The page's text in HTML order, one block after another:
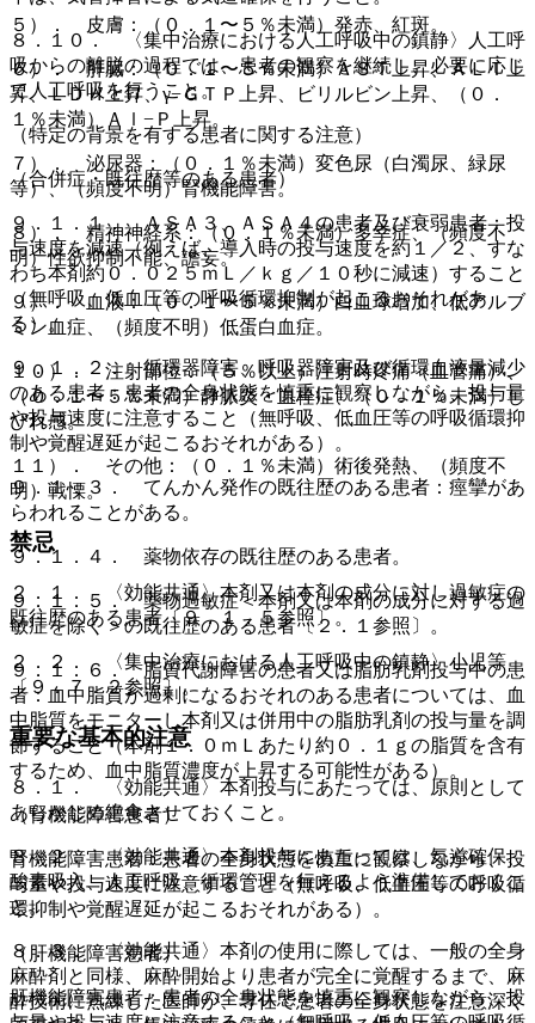
８．１０． 〈集中治療における人工呼吸中の鎮静〉人工呼
吸からの離脱の過程では、患者の観察を継続し、必要に応じ
て人工呼吸を行うこと。
（特定の背景を有する患者に関する注意）
（合併症・既往歴等のある患者）
９．１．１． ＡＳＡ３、ＡＳＡ４の患者及び衰弱患者：投
与速度を減速（例えば、導入時の投与速度を約１／２、すな
わち本剤約０．０２５ｍＬ／ｋｇ／１０秒に減速）すること
（無呼吸、低血圧等の呼吸循環抑制が起こるおそれがあ
る）。
９．１．２． 循環器障害、呼吸器障害及び循環血液量減少
のある患者：患者の全身状態を慎重に観察しながら、投与量
や投与速度に注意すること（無呼吸、低血圧等の呼吸循環抑
制や覚醒遅延が起こるおそれがある）。
９．１．３． てんかん発作の既往歴のある患者：痙攣があ
らわれることがある。
９．１．４． 薬物依存の既往歴のある患者。
９．１．５． 薬物過敏症＜本剤又は本剤の成分に対する過
敏症を除く＞の既往歴のある患者〔２．１参照〕。
９．１．６． 脂質代謝障害の患者又は脂肪乳剤投与中の患
者：血中脂質が過剰になるおそれのある患者については、血
中脂質をモニターし本剤又は併用中の脂肪乳剤の投与量を調
節すること（本剤１．０ｍＬあたり約０．１ｇの脂質を含有
するため、血中脂質濃度が上昇する可能性がある）。
（腎機能障害患者）
腎機能障害患者：患者の全身状態を慎重に観察しながら、投
与量や投与速度に注意すること（無呼吸、低血圧等の呼吸循
環抑制や覚醒遅延が起こるおそれがある）。
（肝機能障害患者）
肝機能障害患者：患者の全身状態を慎重に観察しながら、投
５）． 皮膚：（０．１〜５％未満）発赤、紅斑。
６）． 肝臓：（０．１〜５％未満）ＡＳＴ上昇、ＡＬＴ上
昇、ＬＤＨ上昇、γ−ＧＴＰ上昇、ビリルビン上昇、（０．
１％未満）Ａｌ−Ｐ上昇。
７）． 泌尿器：（０．１％未満）変色尿（白濁尿、緑尿
等）、（頻度不明）腎機能障害。
８）． 精神神経系：（０．１％未満）多幸症、（頻度不
明）性欲抑制不能、譫妄。
９）． 血液：（０．１〜５％未満）白血球増加、低アルブ
ミン血症、（頻度不明）低蛋白血症。
１０）． 注射部位：（５％以上）注射時疼痛（血管痛）、
（０．１〜５％未満）静脈炎・血栓症、（０．１％未満）し
びれ感。
１１）． その他：（０．１％未満）術後発熱、（頻度不
明）戦慄。
禁忌
２．１． 〈効能共通〉本剤又は本剤の成分に対し過敏症の
既往歴のある患者〔９．１．５参照〕。
２．２． 〈集中治療における人工呼吸中の鎮静〉小児等
〔９．７．２参照〕。
重要な基本的注意
８．１． 〈効能共通〉本剤投与にあたっては、原則として
あらかじめ絶食させておくこと。
８．２． 〈効能共通〉本剤投与にあたっては、気道確保、
酸素吸入、人工呼吸、循環管理を行えるよう準備しておくこ
と。
８．３． 〈効能共通〉本剤の使用に際しては、一般の全身
麻酔剤と同様、麻酔開始より患者が完全に覚醒するまで、麻
酔技術に熟練した医師が、専任で患者の全身状態を注意深く